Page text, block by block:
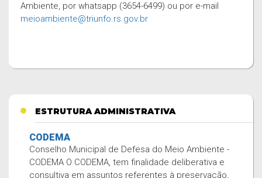
Ambiente, por whatsapp (3654-6499) ou por e-mail
meioambiente@triunfo.rs.gov.br
ESTRUTURA ADMINISTRATIVA
CODEMA
Conselho Municipal de Defesa do Meio Ambiente -
CODEMA O CODEMA, tem finalidade deliberativa e
consultiva em assuntos referentes à preservação,